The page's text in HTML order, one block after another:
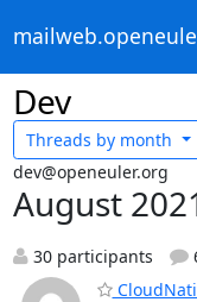
Dev
Threads by month
dev@openeuler.org
August
30 participants